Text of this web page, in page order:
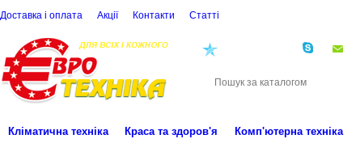
Доставка і оплата Акції Контакти Статті
Кліматична техніка Краса та здоров'я Комп'ютерна техніка